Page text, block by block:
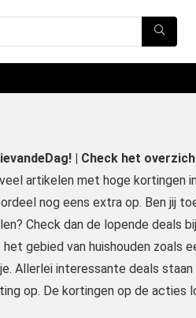
| Check het
artikelen met hoge kortingen
nog eens extra op. Ben jij
Check dan de lopende deals bij
gebied van huishouden zoals
Allerlei interessante deals
op. De kortingen op de acties